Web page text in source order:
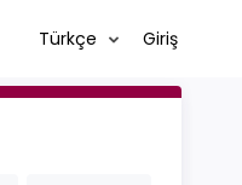
Türkçe Giriş